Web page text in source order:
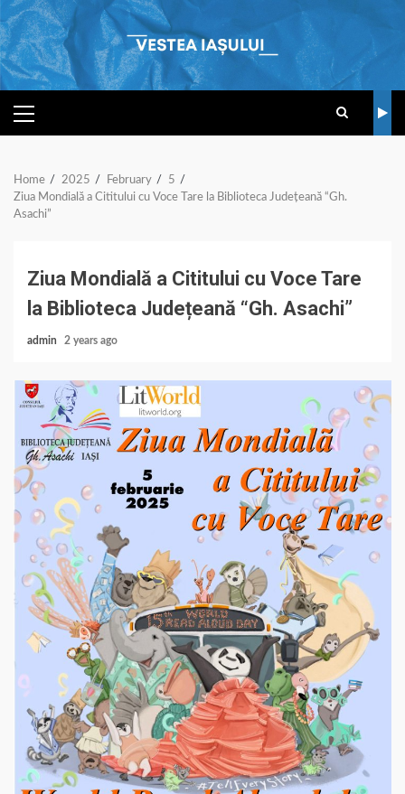
Skip
to
content
PRIMARY
MENU
Home 2025 February
5
Ziua Mondială a Cititului cu Voce Tare la Biblioteca Județeană “Gh.
Asachi”
Ziua Mondială a Cititului cu Voce Tare
la Biblioteca Județeană “Gh. Asachi”
admin 2 years ago